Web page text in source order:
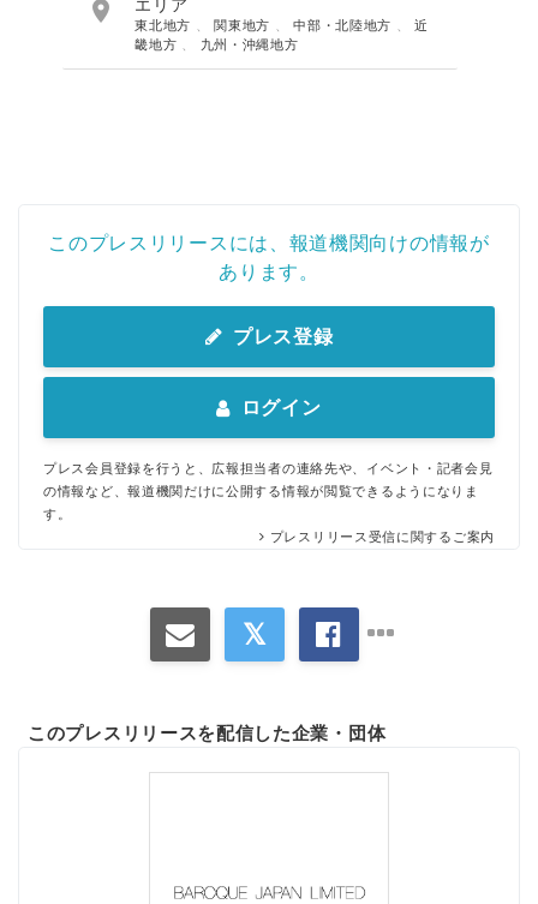
 エリア
東北地方 、関東地方 、中部・北陸地方 、近
畿地方
九州・沖縄地方
このプレスリリースには、報道機関向けの情報が
あります。
プレス登録
ログイン
プレス会員登録を行うと、広報担当者の連絡先や、イベント・記者会見
の情報など、報道機関だけに公開する情報が閲覧できるようになりま
す。
プレスリリース受信に関するご案内
このプレスリリースを配信した企業・団体